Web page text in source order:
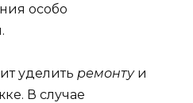
особо
уделить ремонтуи
В случае